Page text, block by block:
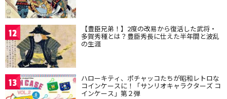
12 【豊臣兄弟！】2度の改易から復活した武将・
多賀秀種とは？豊臣秀長に仕えた半年間と波乱
の生涯
13 ハローキティ、ポチャッコたちが昭和レトロな
コインケースに！「サンリオキャラクターズ コ
インケース」第２弾